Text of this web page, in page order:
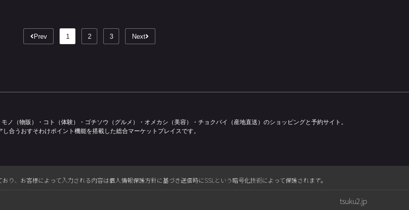
Prev 1 2 3 Next
モノ（物販）・コト（体験）・ゴチソウ（グルメ）・オメカシ（美容）・チョクバイ（産地直送）のショッピングと予約サイト。
し合うおすそわけポイント機能を搭載した総合マーケットプレイスです。
り、お客様によって入力される内容は個人情報保護方針に基づき送信時にSSLという暗号化技術によって保護されます。
tsuku2.jp